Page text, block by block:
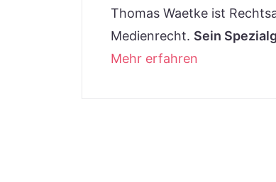
Thomas Waetke ist
Medienrecht. Sein
Mehr erfahren